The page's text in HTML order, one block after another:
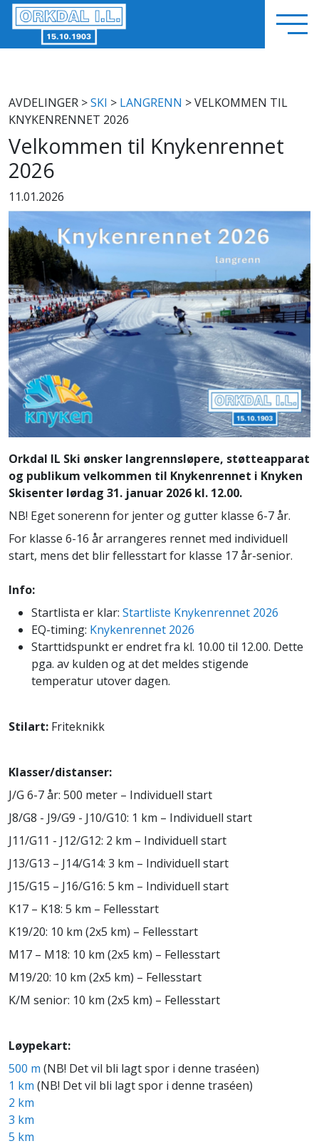
AVDELINGER >SKI > LANGRENN > VELKOMMEN TIL
KNYKENRENNET 2026
Velkommen til Knykenrennet
2026
11.01.2026
Orkdal IL Ski ønsker langrennsløpere, støtteapparat
og publikum velkommen til Knykenrennet i Knyken
Skisenter lørdag 31. januar 2026 kl. 12.00.
NB! Eget sonerenn for jenter og gutter klasse 6-7 år.
For klasse 6-16 år arrangeres rennet med individuell
start, mens det blir fellesstart for klasse 17 år-senior.
Info:
Startlista er klar: Startliste Knykenrennet 2026
EQ-timing: Knykenrennet 2026
Starttidspunkt er endret fra kl. 10.00 til 12.00. Dette
pga. av kulden og at det meldes stigende
temperatur utover dagen.
Stilart: Friteknikk
Klasser/distanser:
J/G 6-7 år: 500 meter – Individuell start
J8/G8 - J9/G9 - J10/G10: 1 km – Individuell start
J11/G11 - J12/G12: 2 km – Individuell start
J13/G13 – J14/G14: 3 km – Individuell start
J15/G15 – J16/G16: 5 km – Individuell start
K17 – K18: 5 km – Fellesstart
K19/20: 10 km (2x5 km) – Fellesstart
M17 – M18: 10 km (2x5 km) – Fellesstart
M19/20: 10 km (2x5 km) – Fellesstart
K/M senior: 10 km (2x5 km) – Fellesstart
Løypekart:
500 m (NB! Det vil bli lagt spor i denne traséen)
1 km (NB! Det vil bli lagt spor i denne traséen)
2 km
3 km
5 km